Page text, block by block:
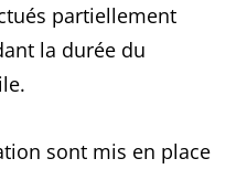
partiellement
la durée du
sont mis en place